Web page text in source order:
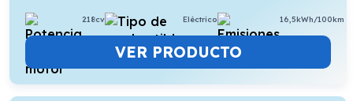
218cv Eléctrico 16,5kWh/100km
VER PRODUCTO